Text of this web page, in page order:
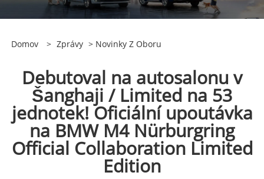
Domov > Zprávy > Novinky Z Oboru
Debutoval na autosalonu v
Šanghaji / Limited na 53
jednotek! Oficiální upoutávka
na BMW M4 Nürburgring
Official Collaboration Limited
Edition